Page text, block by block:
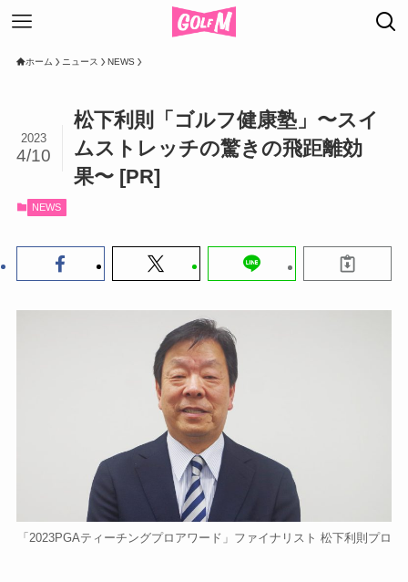
ホーム ニュース NEWS
松下利則「ゴルフ健康塾」〜スイ
ムストレッチの驚きの飛距離効
果〜 [PR]
2023
4/10
NEWS
「2023PGAティーチングプロアワード」ファイナリスト 松下利則プロ